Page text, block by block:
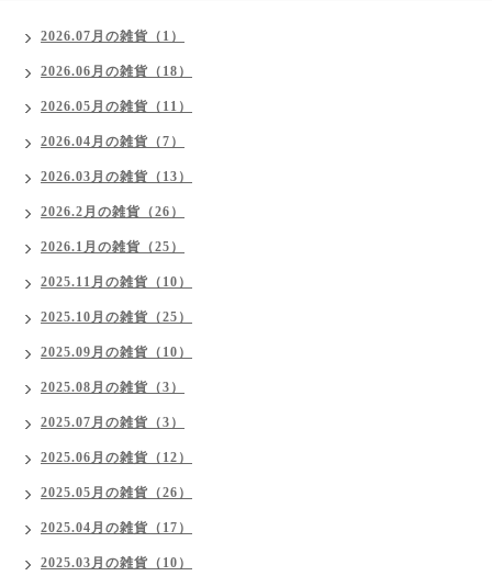
2026.07月の雑貨（1）
2026.06月の雑貨（18）
2026.05月の雑貨（11）
2026.04月の雑貨（7）
2026.03月の雑貨（13）
2026.2月の雑貨（26）
2026.1月の雑貨（25）
2025.11月の雑貨（10）
2025.10月の雑貨（25）
2025.09月の雑貨（10）
2025.08月の雑貨（3）
2025.07月の雑貨（3）
2025.06月の雑貨（12）
2025.05月の雑貨（26）
2025.04月の雑貨（17）
2025.03月の雑貨（10）